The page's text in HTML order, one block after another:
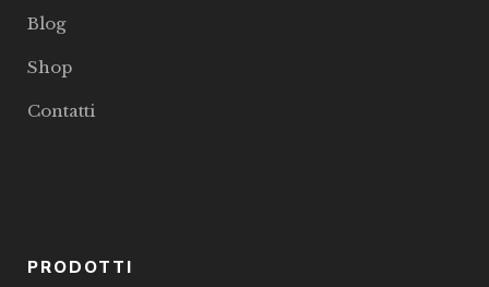
Blog
Shop
Contatti
PRODOTTI